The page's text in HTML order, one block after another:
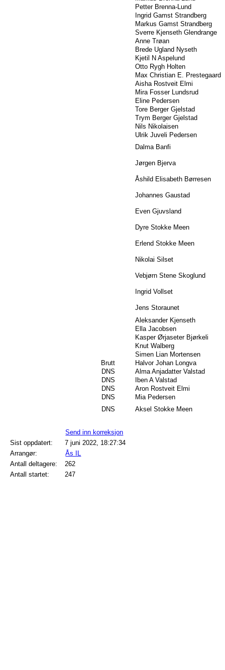
Petter Brenna-Lund
Ingrid Gamst Strandberg
Markus Gamst Strandberg
Sverre Kjenseth Glendrange
Anne Trøan
Brede Ugland Nyseth
Kjetil N Aspelund
Otto Rygh Holten
Max Christian E. Prestegaard
Aisha Rostveit Elmi
Mira Fosser Lundsrud
Eline Pedersen
Tore Berger Gjelstad
Trym Berger Gjelstad
Nils Nikolaisen
Ulrik Juveli Pedersen
Dalma Banfi
Jørgen Bjerva
Åshild Elisabeth Børresen
Johannes Gaustad
Even Gjuvsland
Dyre Stokke Meen
Erlend Stokke Meen
Nikolai Silset
Vebjørn Stene Skoglund
Ingrid Vollset
Jens Storaunet
Aleksander Kjenseth
Ella Jacobsen
Kasper Ørjaseter Bjørkeli
Knut Walberg
Simen Lian Mortensen
Brutt
Halvor Johan Longva
DNS
Alma Anjadatter Valstad
DNS
Iben A Valstad
DNS
Aron Rostveit Elmi
DNS
Mia Pedersen
DNS
Aksel Stokke Meen
Send inn korreksjon
Sist oppdatert:
7 juni 2022, 18:27:34
Arrangør:
Ås IL
Antall deltagere:
262
Antall startet:
247